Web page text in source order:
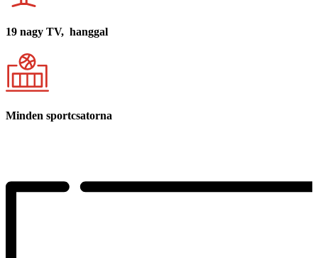
19 nagy TV, hanggal
Minden sportcsatorna